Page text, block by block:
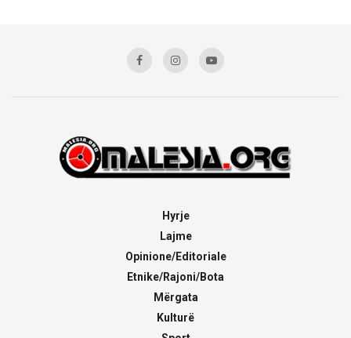
Hyrje
Lajme
Opinione/Editoriale
Etnike/Rajoni/Bota
Mërgata
Kulturë